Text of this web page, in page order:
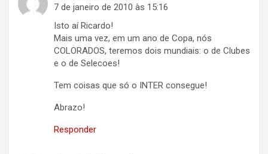
7 de janeiro de 2010 às 15:16
Isto aí Ricardo!
Mais uma vez, em um ano de Copa, nós
COLORADOS, teremos dois mundiais: o de Clubes
e o de Selecoes!
Tem coisas que só o INTER consegue!
Abrazo!
Responder